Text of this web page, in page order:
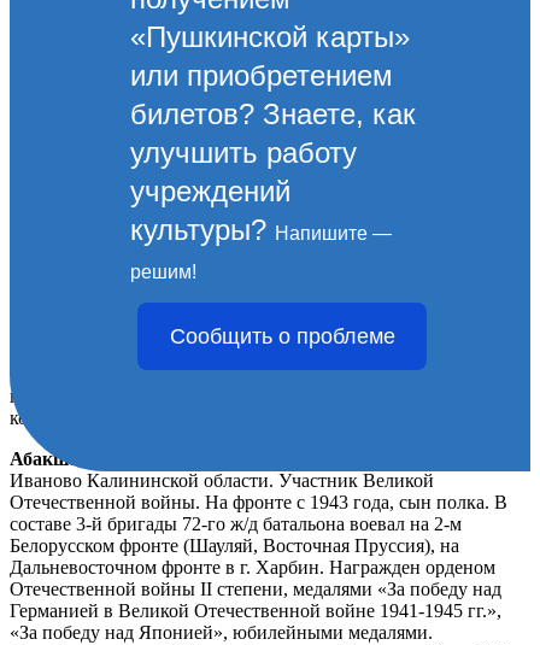
«Пушкинской карты»
или приобретением
билетов? Знаете, как
улучшить работу
учреждений
культуры? Напишите —
решим!
Сообщить о проблеме
Абакумов Павел Ильичродился в 1898 году. Участник
Великой Отечественной войны. Сражался в партизанском
отряде «За Родину». Награжден медалью «За победу над
Германией в Великой Отечественной войне 1941-1945 гг.» и
юбилейными медалями. Жил в Новороссийске. Работал
котельщиком на вагоноремонтном заводе. Умер.
Абакшин Евгений Георгиевич
Иваново Калининской области. Участник Великой
Отечественной войны. На фронте с 1943 года, сын полка. В
составе 3-й бригады 72-го ж/д батальона воевал на 2-м
Белорусском фронте (Шауляй, Восточная Пруссия), на
Дальневосточном фронте в г. Харбин. Награжден орденом
Отечественной войны II степени, медалями «За победу над
Германией в Великой Отечественной войне 1941-1945 гг.»,
«За победу над Японией», юбилейными медалями.